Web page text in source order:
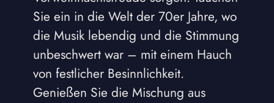
Sie ein in die Welt der 70er Jahre, wo
die Musik lebendig und die Stimmung
unbeschwert war – mit einem Hauch
von festlicher Besinnlichkeit.
Genießen Sie die Mischung aus